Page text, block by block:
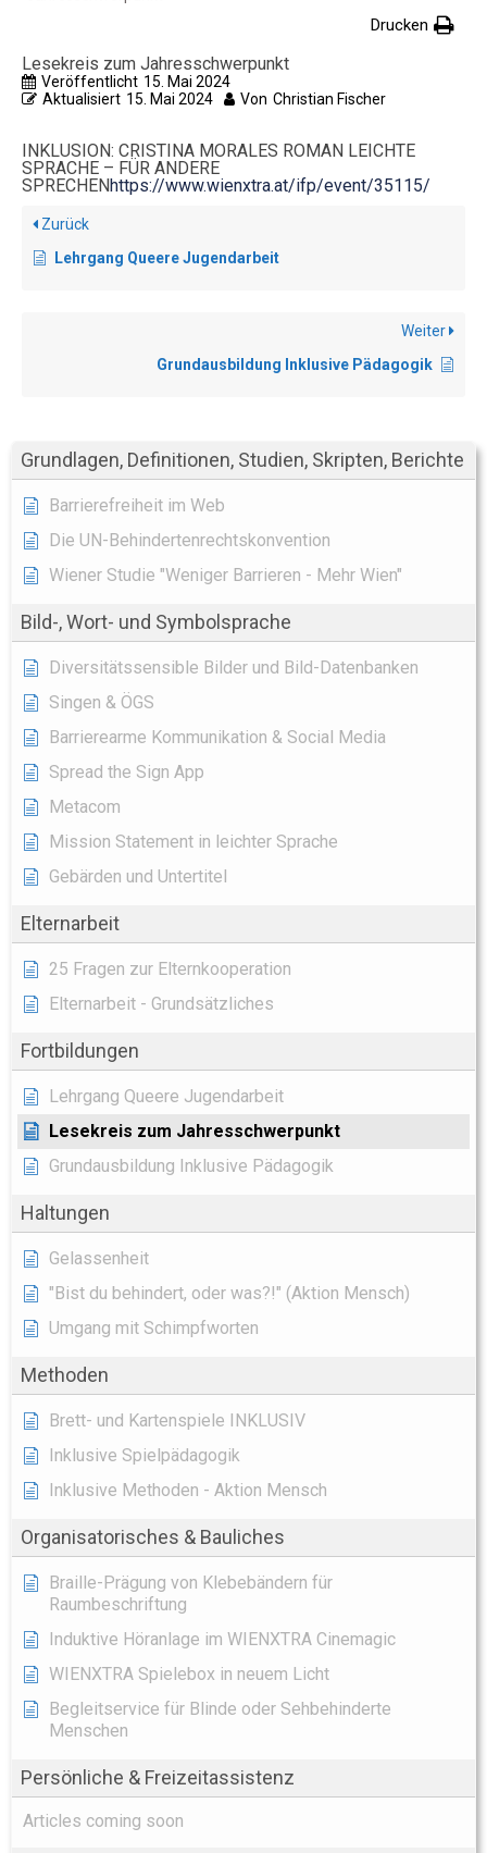
Drucken
Lesekreis zum Jahresschwerpunkt
Veröffentlicht 15. Mai 2024
Aktualisiert 15. Mai 2024 Von Christian Fischer
INKLUSION: CRISTINA MORALES ROMAN LEICHTE
SPRACHE – FÜR ANDERE
SPRECHEN https://www.wienxtra.at/ifp/event/35115/
Zurück
Lehrgang Queere Jugendarbeit
Weiter
Grundausbildung Inklusive Pädagogik
Grundlagen, Definitionen, Studien, Skripten, Berichte
Barrierefreiheit im Web
Die UN-Behindertenrechtskonvention
Wiener Studie "Weniger Barrieren - Mehr Wien"
Bild-, Wort- und Symbolsprache
Diversitätssensible Bilder und Bild-Datenbanken
Singen & ÖGS
Barrierearme Kommunikation & Social Media
Spread the Sign App
Metacom
Mission Statement in leichter Sprache
Gebärden und Untertitel
Elternarbeit
25 Fragen zur Elternkooperation
Elternarbeit - Grundsätzliches
Fortbildungen
Lehrgang Queere Jugendarbeit
Lesekreis zum Jahresschwerpunkt
Grundausbildung Inklusive Pädagogik
Haltungen
Gelassenheit
"Bist du behindert, oder was?!" (Aktion Mensch)
Umgang mit Schimpfworten
Methoden
Brett- und Kartenspiele INKLUSIV
Inklusive Spielpädagogik
Inklusive Methoden - Aktion Mensch
Organisatorisches & Bauliches
Braille-Prägung von Klebebändern für
Raumbeschriftung
Induktive Höranlage im WIENXTRA Cinemagic
WIENXTRA Spielebox in neuem Licht
Begleitservice für Blinde oder Sehbehinderte
Menschen
Persönliche & Freizeitassistenz
Articles coming soon